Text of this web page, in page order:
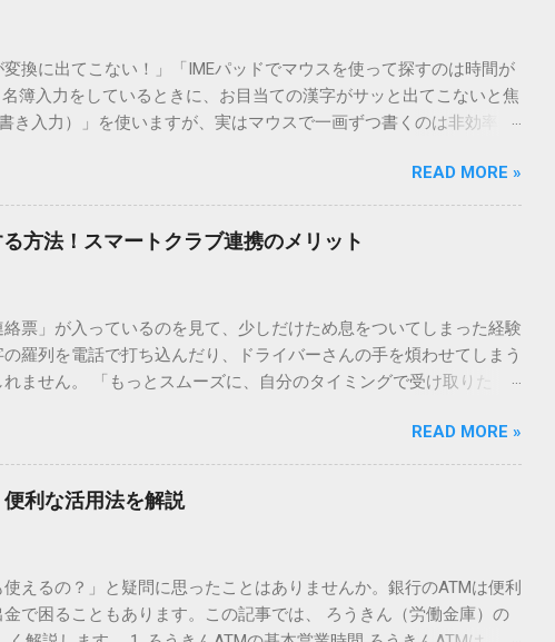
換に出てこない！」「IMEパッドでマウスを使って探すのは時間が
簿入力をしているときに、お目当ての漢字がサッと出てこないと焦
き入力）」を使いますが、実はマウスで一画ずつ書くのは非効率で
呼び出す「文字コード入力」のテクニックを詳しく解説します。
手を止める必要はありません。 1. なぜ「変換」しても旧字・外字
こない漢字があるのでしょうか。その理由は、パソコンが文字を
に使われる漢字は、JIS規格（日本産業規格）によって「第1水
し、人名や地名に使われる非常に古い漢字（旧字）や、特定の組
文字コード です。パソコン上のすべての文字には、いわば「住
出ない文字でも、この住所（コード）を直接指定すれば、確実に呼
字コードで漢字を出す「16進数入力」 最も汎用性が高く、特別な
文字の「Unicode（例：20BB7）」を把握する。 入力モードを「半
直後にキーボードの**[Alt]キーを押しながら[X]キー**を押す。 入
されます。 注記： この方法は、特にMicrosoft Wordで非常に強力
READ MORE »
方法！スマートクラブ連携のメリット
票」が入っているのを見て、少しだけため息をついてしまった経験
羅列を電話で打ち込んだり、ドライバーさんの手を煩わせてしまう
ません。 「もっとスムーズに、自分のタイミングで受け取りた
です。これらを活用するだけで、再配達のストレスは驚くほど軽く
便利な受け取り術と、連携による具体的なメリットを徹底解説しま
ブ」とは？ まず押さえておきたいのが、佐川急便の個人向け無料
の配送状況をリアルタイムで管理するための基盤となるサービスで
ありましたが、現在はLINEやアプリと紐付けることで、その利便
になります。 LINE連携で「不在連絡票」とおさらばできる理由 日
リ「LINE」を佐川急便と連携させると、荷物の受け取り体験が一変
READ MORE »
利な活用法を解説
えるの？」と疑問に思ったことはありませんか。銀行のATMは便利
で困ることもあります。この記事では、 ろうきん（労働金庫）の